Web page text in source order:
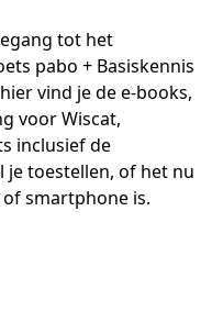
tot het
pabo + Basiskennis
vind je de e-books,
voor Wiscat,
inclusief de
je toestellen, of het nu
smartphone is.